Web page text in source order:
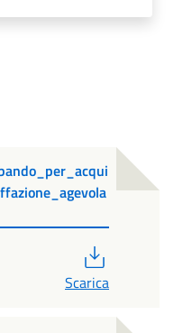
Scarica